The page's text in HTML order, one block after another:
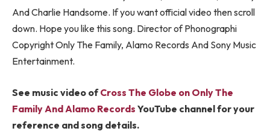
And Charlie Handsome. If you want official video then scroll
down. Hope you like this song. Director of Phonographi
Copyright Only The Family, Alamo Records And Sony Music
Entertainment.
See music video ofCross The Globe on Only The
Family And Alamo Records YouTube channel for your
reference and song details.